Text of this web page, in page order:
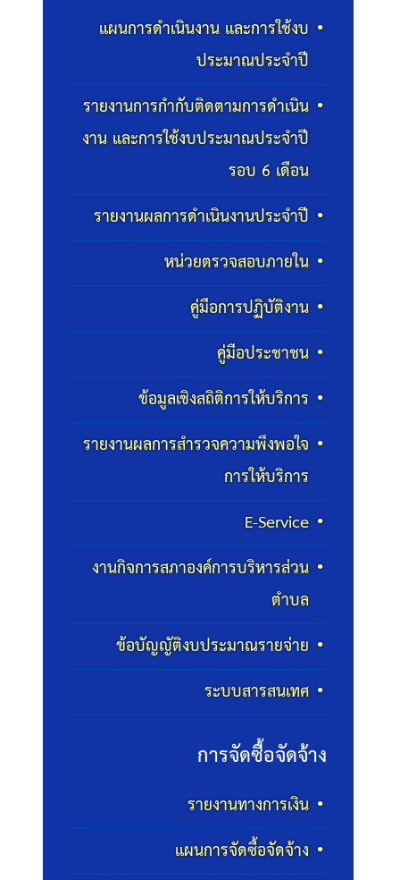
แผนการดำเนินงาน และการใช้งบ
ประมาณประจำปี
รายงานการกำกับติดตามการดำเนิน
งาน และการใช้งบประมาณประจำปี
รอบ 6 เดือน
รายงานผลการดำเนินงานประจำปี
หน่วยตรวจสอบภายใน
คู่มือการปฏิบัติงาน
คู่มือประชาชน
ข้อมูลเชิงสถิติการให้บริการ
รายงานผลการสำรวจความพึงพอใจ
การให้บริการ
E-Service
งานกิจการสภาองค์การบริหารส่วน
ตำบล
ข้อบัญญัติงบประมาณรายจ่าย
ระบบสารสนเทศ
การจัดซื้อจัดจ้าง
รายงานทางการเงิน
แผนการจัดซื้อจัดจ้าง